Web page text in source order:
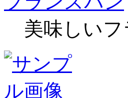
美味しい